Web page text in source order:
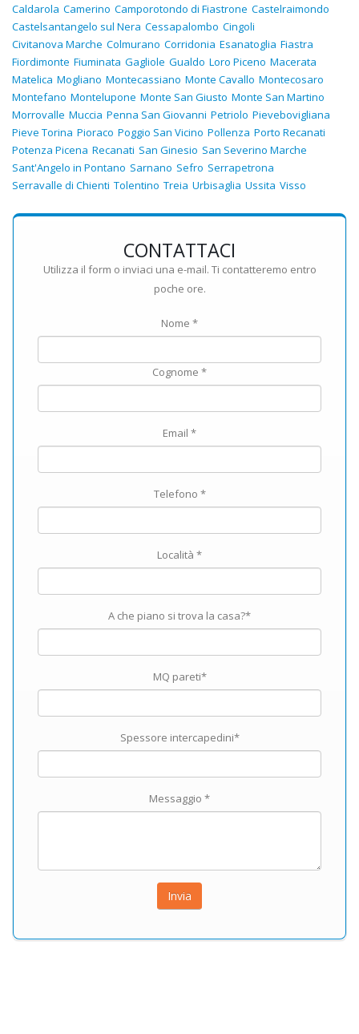
Caldarola Camerino Camporotondo di Fiastrone Castelraimondo
Castelsantangelo sul Nera Cessapalombo Cingoli
Civitanova Marche Colmurano Corridonia Esanatoglia Fiastra
Fiordimonte Fiuminata Gagliole Gualdo Loro Piceno Macerata
Matelica Mogliano Montecassiano Monte Cavallo Montecosaro
Montefano Montelupone Monte San Giusto Monte San Martino
Morrovalle Muccia Penna San Giovanni Petriolo Pievebovigliana
Pieve Torina Pioraco Poggio San Vicino Pollenza Porto Recanati
Potenza Picena Recanati San Ginesio San Severino Marche
Sant'Angelo in Pontano Sarnano Sefro Serrapetrona
Serravalle di Chienti Tolentino Treia Urbisaglia Ussita Visso
CONTATTACI
Utilizza il form o inviaci una e-mail. Ti contatteremo entro
poche ore.
Nome *
Cognome *
Email *
Telefono *
Località *
A che piano si trova la casa?*
MQ pareti*
Spessore intercapedini*
Messaggio *